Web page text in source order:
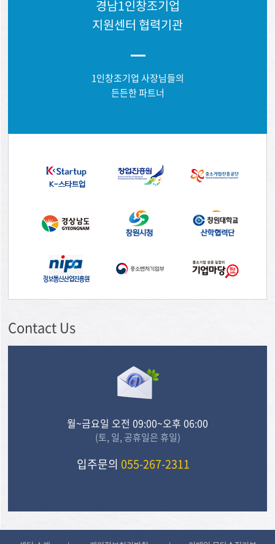
경남1인창조기업
지원센터 협력기관
1인창조기업 사장님들의
든든한 파트너
Contact Us
월~금요일 오전 09:00~오후 06:00
(토, 일, 공휴일은 휴일)
입주문의 055-267-2311